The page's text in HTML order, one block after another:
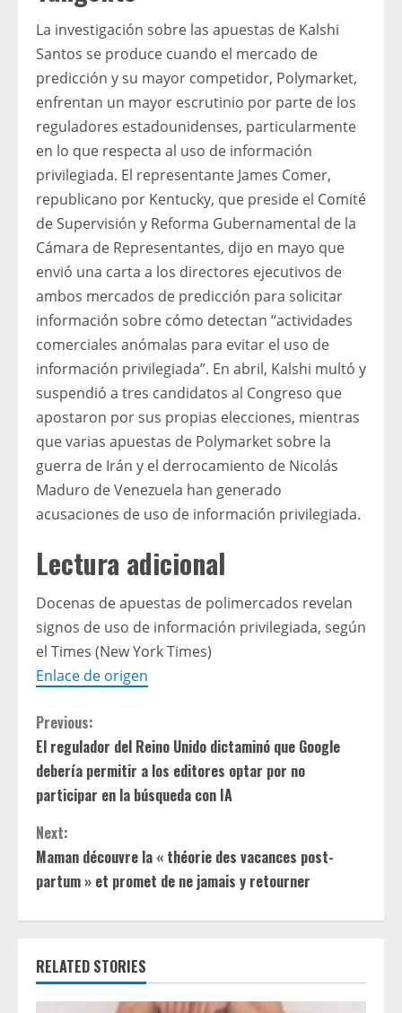
La investigación sobre las apuestas de Kalshi
Santos se produce cuando el mercado de
predicción y su mayor competidor, Polymarket,
enfrentan un mayor escrutinio por parte de los
reguladores estadounidenses, particularmente
en lo que respecta al uso de información
privilegiada. El representante James Comer,
republicano por Kentucky, que preside el Comité
de Supervisión y Reforma Gubernamental de la
Cámara de Representantes, dijo en mayo que
envió una carta a los directores ejecutivos de
ambos mercados de predicción para solicitar
información sobre cómo detectan “actividades
comerciales anómalas para evitar el uso de
información privilegiada”. En abril, Kalshi multó y
suspendió a tres candidatos al Congreso que
apostaron por sus propias elecciones, mientras
que varias apuestas de Polymarket sobre la
guerra de Irán y el derrocamiento de Nicolás
Maduro de Venezuela han generado
acusaciones de uso de información privilegiada.
Lectura adicional
Docenas de apuestas de polimercados revelan
signos de uso de información privilegiada, según
el Times (New York Times)
Enlace de origen
C
o
n
t
i
n
u
e
Previous:
El regulador del Reino Unido dictaminó que Google
debería permitir a los editores optar por no
participar en la búsqueda con IA
Next:
Maman découvre la « théorie des vacances post-
partum » et promet de ne jamais y retourner
RELATED STORIES